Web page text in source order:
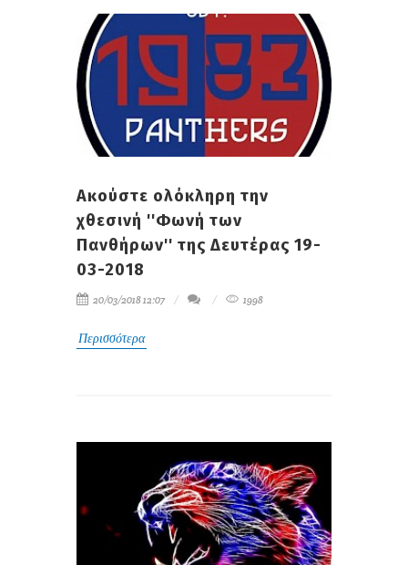
Aκούστε ολόκληρη την
χθεσινή ''Φωνή των
Πανθήρων'' της Δευτέρας 19-
03-2018
20/03/2018 12:07 1998
Περισσότερα